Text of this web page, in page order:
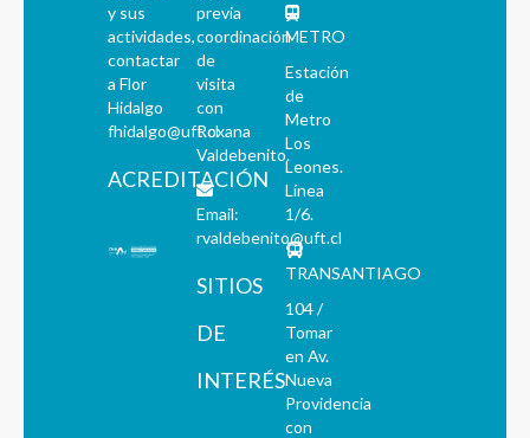
y sus
actividades,
contactar
a Flor
Hidalgo
fhidalgo@uft.cl
ACREDITACIÓN
previa
coordinación
de
visita
con
Roxana
Valdebenito.
Email:
rvaldebenito@uft.cl
SITIOS
DE
INTERÉS
METRO
Estación
de
Metro
Los
Leones.
Línea
1/6.
TRANSANTIAGO
104 /
Tomar
en Av.
Nueva
Providencia
con